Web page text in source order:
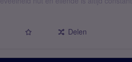
Delen